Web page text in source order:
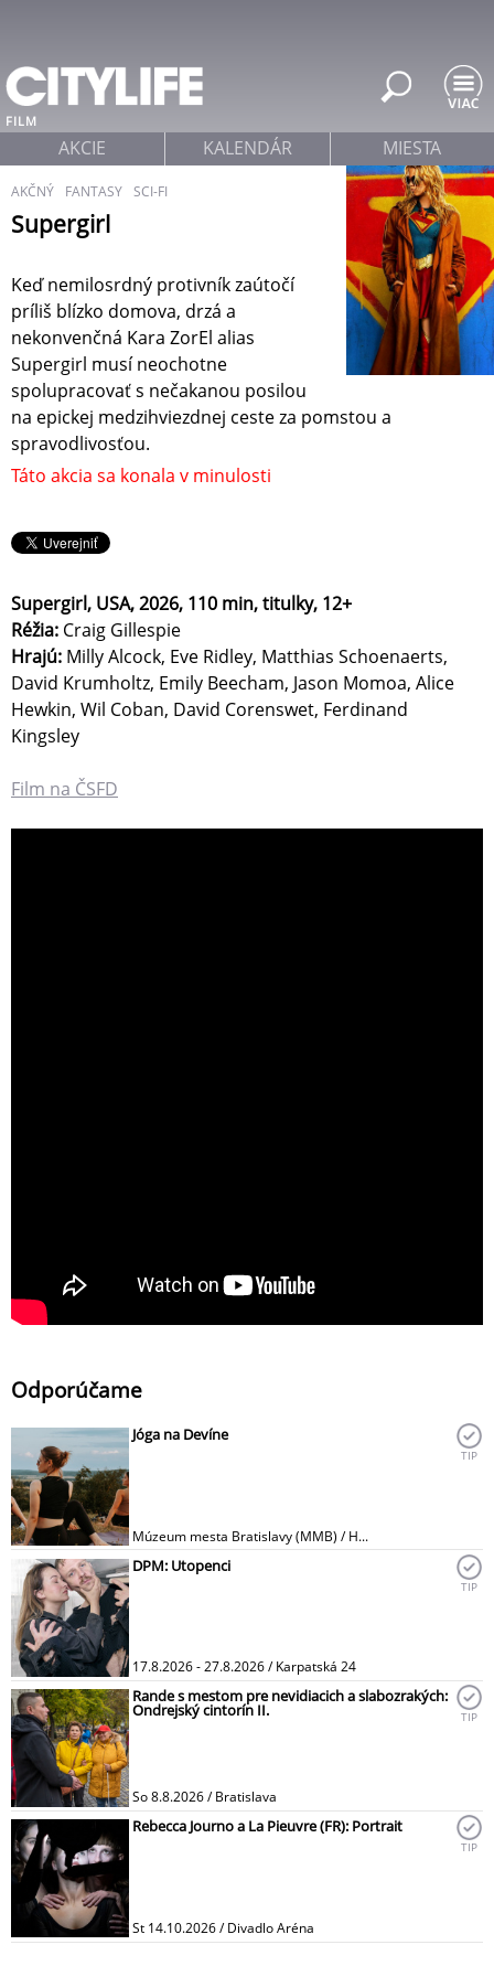
FILM
AKČNÝ FANTASY SCI-FI
Supergirl
Keď nemilosrdný protivník zaútočí
príliš blízko domova, drzá a
nekonvenčná Kara ZorEl alias
Supergirl musí neochotne
spolupracovať s nečakanou posilou
na epickej medzihviezdnej ceste za pomstou a
spravodlivosťou.
Táto akcia sa konala v minulosti
Supergirl, USA, 2026, 110 min, titulky, 12+
Réžia: Craig Gillespie
Hrajú: Milly Alcock, Eve Ridley, Matthias Schoenaerts,
David Krumholtz, Emily Beecham, Jason Momoa, Alice
Hewkin, Wil Coban, David Corenswet, Ferdinand
Kingsley
Film na ČSFD
Odporúčame
Jóga na Devíne
Múzeum mesta Bratislavy (MMB) / H...
TIP
DPM: Utopenci
17.8.2026 - 27.8.2026 / Karpatská 24
TIP
Rande s mestom pre nevidiacich a slabozrakých:
Ondrejský cintorín II.
So 8.8.2026 / Bratislava
TIP
Rebecca Journo a La Pieuvre (FR): Portrait
St 14.10.2026 / Divadlo Aréna
TIP
AKCIE KALENDÁR MIESTA